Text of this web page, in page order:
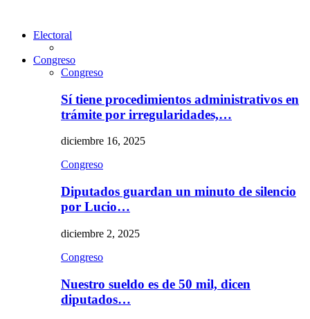
Electoral
Congreso
Congreso
Sí tiene procedimientos administrativos en
trámite por irregularidades,…
diciembre 16, 2025
Congreso
Diputados guardan un minuto de silencio
por Lucio…
diciembre 2, 2025
Congreso
Nuestro sueldo es de 50 mil, dicen
diputados…